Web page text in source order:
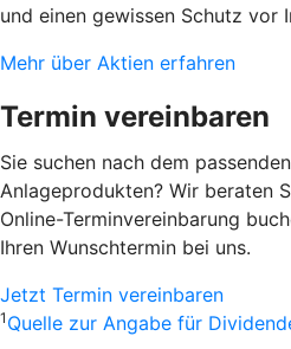
und einen gewissen Schutz vor
Mehr über Aktien erfahren
Termin vereinbaren
Sie suchen nach dem
Anlageprodukten? Wir beraten
Online-Terminvereinbarung
Ihren Wunschtermin bei uns.
Jetzt Termin vereinbaren
1 Quelle zur Angabe für